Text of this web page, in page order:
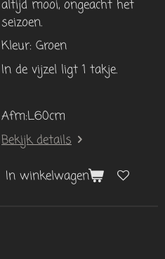
altijd mooi, ongeacht het
seizoen.
Kleur: Groen
In de vijzel ligt 1 takje.
Afm:L60cm
Bekijk details
In winkelwagen